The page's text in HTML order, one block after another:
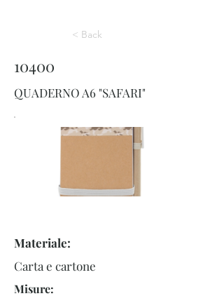
< Back
10400
QUADERNO A6 "SAFARI"
Materiale:
Carta e cartone
Misure: